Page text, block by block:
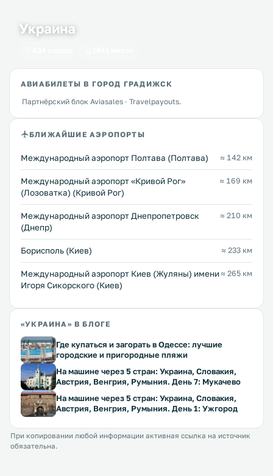
Украина
АВИАБИЛЕТЫ В ГОРОД ГРАДИЖСК
Партнёрский блок Aviasales · Travelpayouts.
БЛИЖАЙШИЕ АЭРОПОРТЫ
Международный аэропорт Полтава (Полтава) ≈ 142 км
Международный аэропорт «Кривой Рог»
(Лозоватка) (Кривой Рог)
≈ 169 км
Международный аэропорт Днепропетровск
(Днепр)
≈ 210 км
Борисполь (Киев) ≈ 233 км
Международный аэропорт Киев (Жуляны) имени
Игоря Сикорского (Киев)
≈ 265 км
«УКРАИНА» В БЛОГЕ
Где купаться и загорать в Одессе: лучшие
городские и пригородные пляжи
На машине через 5 стран: Украина, Словакия,
Австрия, Венгрия, Румыния. День 7: Мукачево
На машине через 5 стран: Украина, Словакия,
Австрия, Венгрия, Румыния. День 1: Ужгород
При копировании любой информации активная ссылка на источник
обязательна.